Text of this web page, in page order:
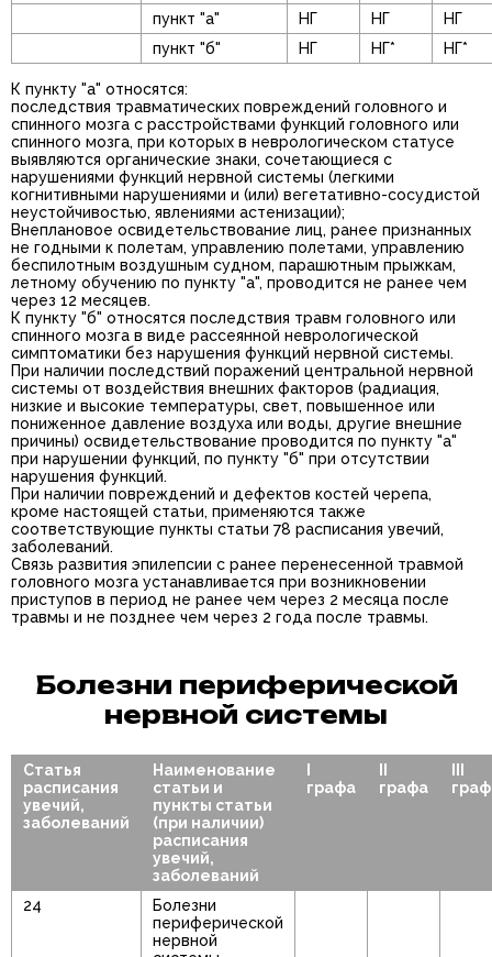
пункт "а"
НГ НГ
НГ
пункт "б"
НГ НГ* НГ*
К пункту "а" относятся:
последствия травматических повреждений головного и
спинного мозга с расстройствами функций головного или
спинного мозга, при которых в неврологическом статусе
выявляются органические знаки, сочетающиеся с
нарушениями функций нервной системы (легкими
когнитивными нарушениями и (или) вегетативно-сосудистой
неустойчивостью, явлениями астенизации);
Внеплановое освидетельствование лиц, ранее признанных
не годными к полетам, управлению полетами, управлению
беспилотным воздушным судном, парашютным прыжкам,
летному обучению по пункту "а", проводится не ранее чем
через 12 месяцев.
К пункту "б" относятся последствия травм головного или
спинного мозга в виде рассеянной неврологической
симптоматики без нарушения функций нервной системы.
При наличии последствий поражений центральной нервной
системы от воздействия внешних факторов (радиация,
низкие и высокие температуры, свет, повышенное или
пониженное давление воздуха или воды, другие внешние
причины) освидетельствование проводится по пункту "а"
при нарушении функций, по пункту "б" при отсутствии
нарушения функций.
При наличии повреждений и дефектов костей черепа,
кроме настоящей статьи, применяются также
соответствующие пункты статьи 78 расписания увечий,
заболеваний.
Связь развития эпилепсии с ранее перенесенной травмой
головного мозга устанавливается при возникновении
приступов в период не ранее чем через 2 месяца после
травмы и не позднее чем через 2 года после травмы.
Болезни периферической
нервной системы
Статья
расписания
увечий,
заболеваний
Наименование
статьи и
пункты статьи
(при наличии)
расписания
увечий,
заболеваний
I
графа
II
графа
III
24
Болезни
периферической
нервной